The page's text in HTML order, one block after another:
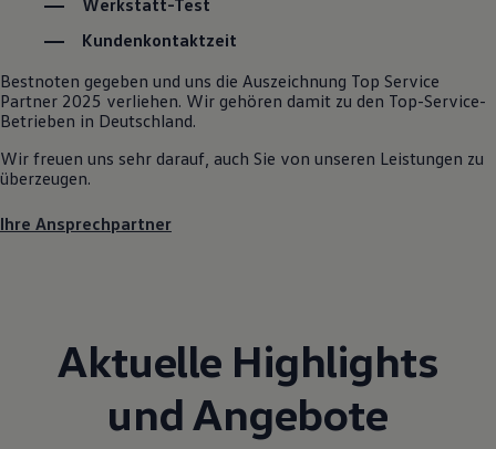
Online Beratung
California Club
California Magazin & Ratgeber
Vanlife
Routen & Reisen
California Reisen & Erlebnisse
California Lifestyle & Zubehör
Übernachten im California
Nachhaltigkeit
Kunden
Gesellschaft
Natur
Events
Kundenkontaktzeit
Bestnoten gegeben und uns die Auszeichnung Top Service
Partner 2025 verliehen. Wir gehören damit zu den Top-Service-
Betrieben in Deutschland.
Wir freuen uns sehr darauf, auch Sie von unseren Leistungen zu
überzeugen.
Ihre Ansprechpartner
Aktuelle Highlights
und Angebote